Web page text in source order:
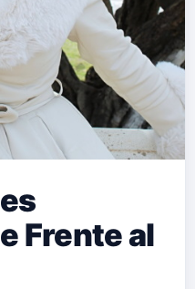
Frente al